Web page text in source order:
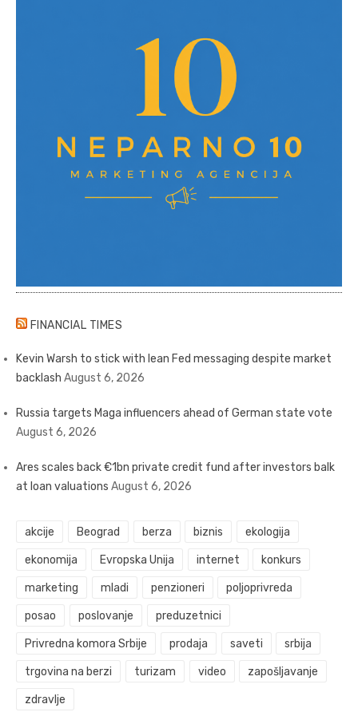
FINANCIAL TIMES
Kevin Warsh to stick with lean Fed messaging despite market
backlash August 6, 2026
Russia targets Maga influencers ahead of German state vote
August 6, 2026
Ares scales back €1bn private credit fund after investors balk
at loan valuations August 6, 2026
akcije Beograd berza biznis ekologija
ekonomija Evropska Unija internet konkurs
marketing mladi penzioneri poljoprivreda
posao poslovanje preduzetnici
Privredna komora Srbije prodaja saveti srbija
trgovina na berzi turizam video zapošljavanje
zdravlje